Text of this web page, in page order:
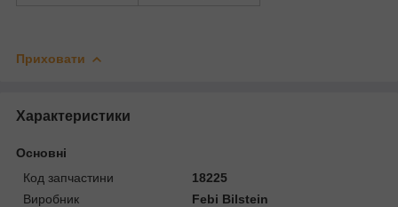
Приховати
Характеристики
Основні
Код запчастини
18225
Виробник
Febi Bilstein